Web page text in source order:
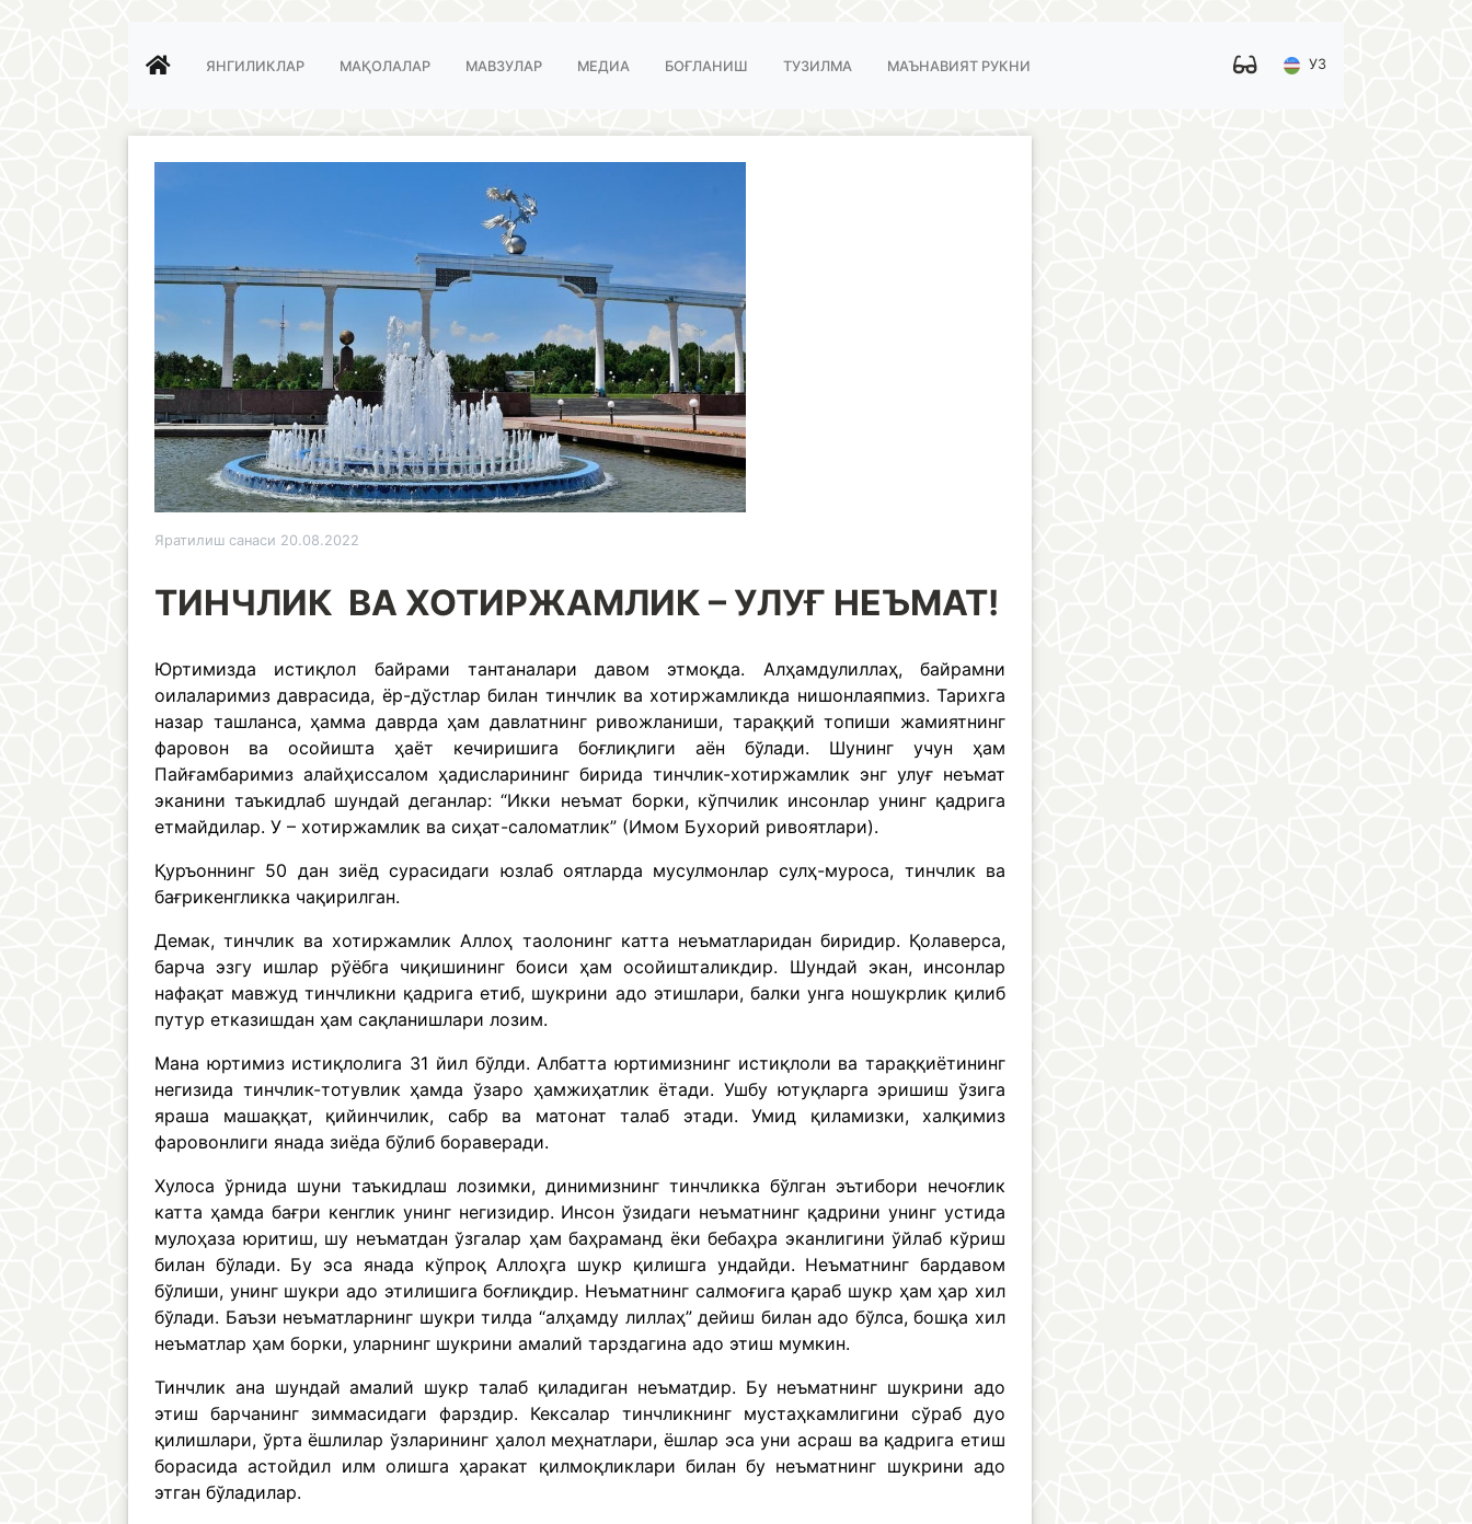
УЗ
ЯНГИЛИКЛАР МАҚОЛАЛАР МАВЗУЛАР МЕДИА БОҒЛАНИШ ТУЗИЛМА МАЪНАВИЯТ РУКНИ
Яратилиш санаси 20.08.2022
ТИНЧЛИК ВА ХОТИРЖАМЛИК – УЛУҒ НЕЪМАТ!
Юртимизда истиқлол байрами тантаналари давом этмоқда. Алҳамдулиллaҳ, байрамни
оилаларимиз даврасида, ёр-дўстлар билан тинчлик ва хотиржамликда нишонлаяпмиз. Тарихга
назар ташланса, ҳамма даврда ҳам давлатнинг ривожланиши, тараққий топиши жамиятнинг
фаровон ва осойишта ҳаёт кечиришига боғлиқлиги аён бўлади. Шунинг учун ҳам
Пайғамбаримиз алайҳиссалом ҳадисларининг бирида тинчлик-хотиржамлик энг улуғ неъмат
эканини таъкидлаб шундай деганлар: “Икки неъмат борки, кўпчилик инсонлар унинг қадрига
етмайдилар. У – хотиржамлик ва сиҳат-саломатлик” (Имом Бухорий ривоятлари).
Қуръоннинг 50 дан зиёд сурасидаги юзлаб оятларда мусулмонлар сулҳ-муроса, тинчлик ва
бағрикенгликка чақирилган.
Демак, тинчлик ва хотиржамлик Аллоҳ таолонинг катта неъматларидан биридир. Қолаверса,
барча эзгу ишлар рўёбга чиқишининг боиси ҳам осойишталикдир. Шундай экан, инсонлар
нафақат мавжуд тинчликни қадрига етиб, шукрини адо этишлари, балки унга ношукрлик қилиб
путур етказишдан ҳам сақланишлари лозим.
Мана юртимиз истиқлолига 31 йил бўлди. Албатта юртимизнинг истиқлоли ва тараққиётининг
негизида тинчлик-тотувлик ҳамда ўзаро ҳамжиҳатлик ётади. Ушбу ютуқларга эришиш ўзига
яраша машаққат, қийинчилик, сабр ва матонат талаб этади. Умид қиламизки, халқимиз
фаровонлиги янада зиёда бўлиб бораверади.
Хулоса ўрнида шуни таъкидлаш лозимки, динимизнинг тинчликка бўлган эътибори нечоғлик
катта ҳамда бағри кенглик унинг негизидир. Инсон ўзидаги неъматнинг қадрини унинг устида
мулоҳаза юритиш, шу неъматдан ўзгалар ҳам баҳраманд ёки бебаҳра эканлигини ўйлаб кўриш
билан бўлади. Бу эса янада кўпроқ Аллоҳга шукр қилишга ундайди. Неъматнинг бардавом
бўлиши, унинг шукри адо этилишига боғлиқдир. Неъматнинг салмоғига қараб шукр ҳам ҳар хил
бўлади. Баъзи неъматларнинг шукри тилда “алҳамду лиллаҳ” дейиш билан адо бўлса, бошқа хил
неъматлар ҳам борки, уларнинг шукрини амалий тарздагина адо этиш мумкин.
Тинчлик ана шундай амалий шукр талаб қиладиган неъматдир. Бу неъматнинг шукрини адо
этиш барчанинг зиммасидаги фарздир. Кексалар тинчликнинг мустаҳкамлигини сўраб дуо
қилишлари, ўрта ёшлилар ўзларининг ҳалол меҳнатлари, ёшлар эса уни асраш ва қадрига етиш
борасида астойдил илм олишга ҳаракат қилмоқликлари билан бу неъматнинг шукрини адо
этган бўладилар.